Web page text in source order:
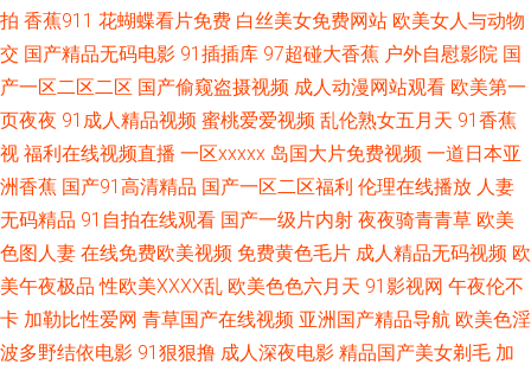
超碰97欧美 91视频在线网址 91va视频 91n在线入口 污影院啪啪啪麻豆 影音
先锋狼人干 五月婷丁香 色欧美色综合色天堂 欧美日韩精品推荐欧美 美女九
一视频 国产精品久久九 大香蕉中文娱乐 92免费福利社试看 韩国三极毛片 丁
香AV偷拍伦理电影 成人精品网 91网在线 91三及片网址 91成人进入入口
91AV大香蕉在线视频 天堂中文资源网站 日韩新片区 乱日P欧美 玖玖综合操
拍 香蕉911 花蝴蝶看片免费 白丝美女免费网站 欧美女人与动物
交 国产精品无码电影 91插插库 97超碰大香蕉 户外自慰影院 国
产一区二区二区 国产偷窥盗摄视频 成人动漫网站观看 欧美第一
页夜夜 91成人精品视频 蜜桃爱爱视频 乱伦熟女五月天 91香蕉
视 福利在线视频直播 一区xxxxx 岛国大片免费视频 一道日本亚
洲香蕉 国产91高清精品 国产一区二区福利 伦理在线播放 人妻
无码精品 91自拍在线观看 国产一级片内射 夜夜骑青青草 欧美
色图人妻 在线免费欧美视频 免费黄色毛片 成人精品无码视频 欧
美午夜极品 性欧美ⅩⅩⅩⅩ乱 欧美色色六月天 91影视网 午夜伦不
卡 加勒比性爱网 青草国产在线视频 亚洲国产精品导航 欧美色淫
波多野结依电影 91狠狠撸 成人深夜电影 精品国产美女剃毛 加